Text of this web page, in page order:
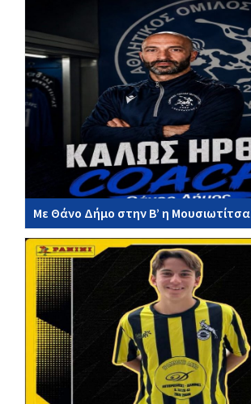
Με Θάνο Δήμο στην Β’ η Μουσιωτίτσα